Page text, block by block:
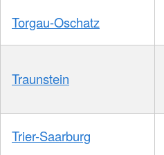
Torgau-Oschatz
Traunstein
Trier-Saarburg